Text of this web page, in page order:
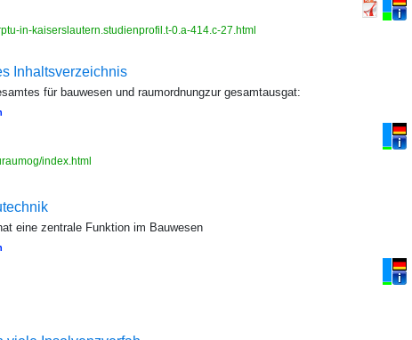
in-kaiserslautern.studienprofil.t-0.a-414.c-27.html
Inhaltsverzeichnis
für bauwesen und raumordnungzur gesamtausgat:
index.html
eine zentrale Funktion im Bauwesen